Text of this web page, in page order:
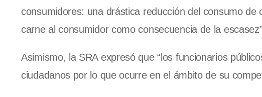
consumidores: una drástica reducción del consumo
carne al consumidor como consecuencia de la
Asimismo, la SRA expresó que “los funcionarios
ciudadanos por lo que ocurre en el ámbito de su